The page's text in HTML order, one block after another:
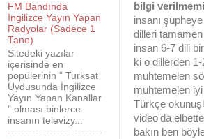
bilgi
insanı şüpheye
dilleri tamamen
insan 6-7 dili
ki o dillerden
muhtemelen
muhtemelen
Türkçe
video'da
bakın ben
FM Bandında
İngilizce Yayın Yapan
Radyolar (Sadece 1
Tane)
Sitedeki yazılar
içerisinde en
popülerinin " Turksat
Uydusunda İngilizce
Yayın Yapan Kanallar
" olması binlerce
insanın televizy...